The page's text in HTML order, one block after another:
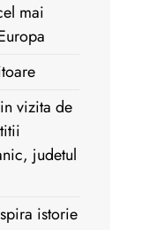
mai
vizita de
judetul
istorie